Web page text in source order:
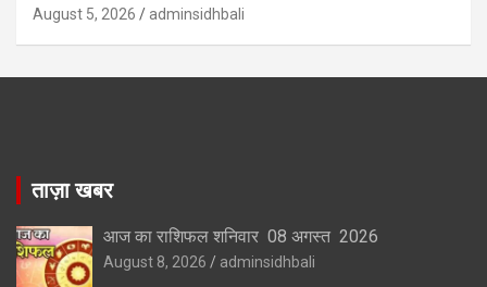
August 5, 2026 adminsidhbali
ताज़ा खबर
आज का राशिफल शनिवार 08 अगस्त 2026
August 8, 2026 adminsidhbali